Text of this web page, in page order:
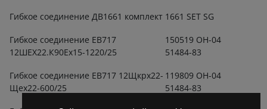
Гибкое соединение ДВ1661 комплект 1661 SET SG
Гибкое соединение ЕВ717
12ШЕХ22.К90Ех15-1220/25
150519 ОН-04
51484-83
Гибкое соединение ЕВ717 12Щкрх22-
Щех22-600/25
119809 ОН-04
51484-83